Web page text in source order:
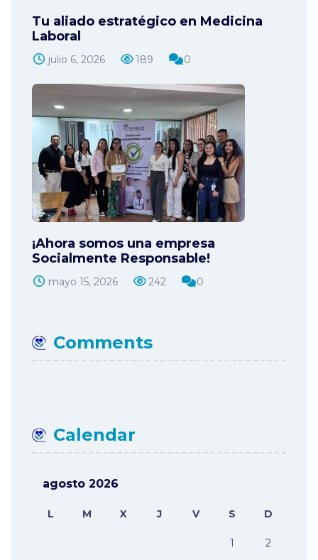
Tu aliado estratégico en Medicina
Laboral
julio 6, 2026 189 0
¡Ahora somos una empresa
Socialmente Responsable!
mayo 15, 2026 242 0
Comments
Calendar
agosto 2026
L M X J V S D
1 2